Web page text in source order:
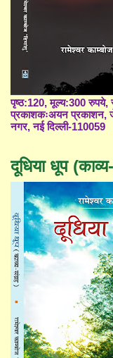
पृष्ठ:120, मूल्य:300
प्रकाशकःअयन प्रकाशन,
नगर, नई दिल्ली-110059
दूधिया धूप